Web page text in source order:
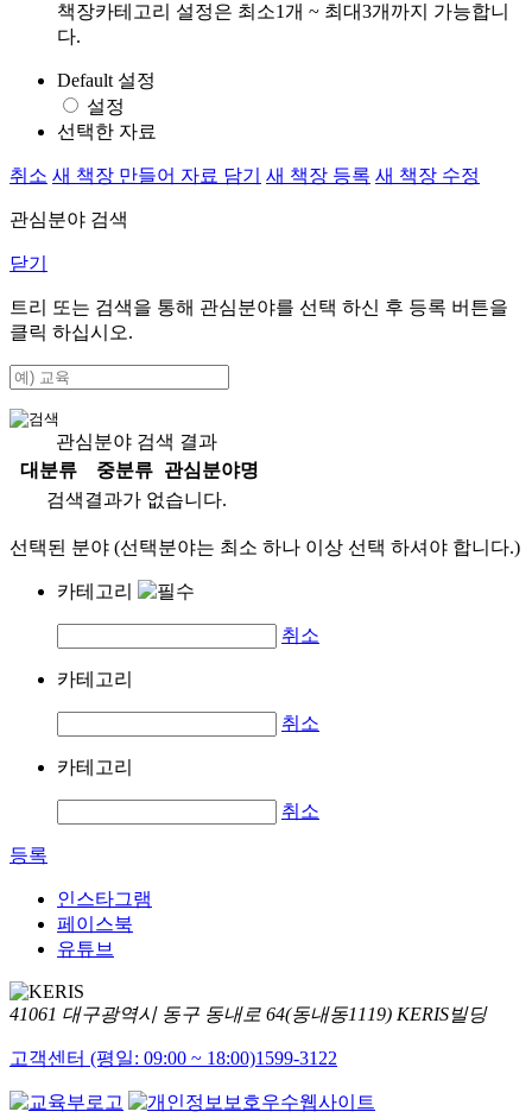
책장카테고리 설정은 최소1개 ~ 최대3개까지 가능합니
다.
Default 설정
설정
선택한 자료
취소 새 책장 만들어 자료 담기 새 책장 등록 새 책장 수정
관심분야 검색
닫기
트리 또는 검색을 통해 관심분야를 선택 하신 후 등록 버튼을
클릭 하십시오.
관심분야 검색 결과
대분류
중분류
관심분야명
검색결과가 없습니다.
선택된 분야 (선택분야는 최소 하나 이상 선택 하셔야 합니다.)
카테고리
취소
카테고리
취소
카테고리
취소
등록
인스타그램
페이스북
유튜브
41061 대구광역시 동구 동내로 64(동내동1119) KERIS빌딩
고객센터 (평일: 09:00 ~ 18:00)1599-3122